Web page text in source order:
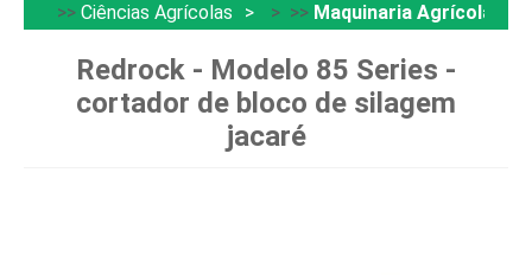
>> Ciências Agrícolas > >> Maquinaria Agrícola
Redrock - Modelo 85 Series -
cortador de bloco de silagem
jacaré